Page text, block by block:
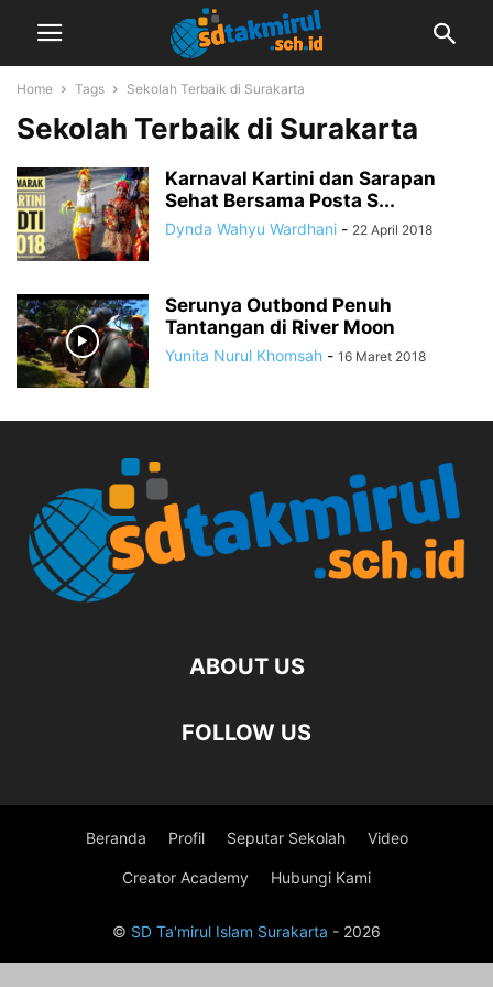
Home Tags Sekolah Terbaik di Surakarta
Sekolah Terbaik di Surakarta
Karnaval Kartini dan Sarapan
Sehat Bersama Posta S...
Dynda Wahyu Wardhani - 22 April 2018
Serunya Outbond Penuh
Tantangan di River Moon
Yunita Nurul Khomsah - 16 Maret 2018
ABOUT US
FOLLOW US
Beranda Profil Seputar Sekolah Video
Creator Academy Hubungi Kami
© SD Ta'mirul Islam Surakarta - 2026